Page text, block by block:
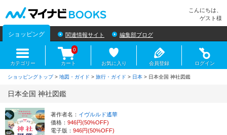
こんにちは、
ゲスト様
ショッピング 関連情報サイト 編集部ブログ
カテゴリー カート
0
お気に入り 会員登録 ログイン
ショッピングトップ> 地図・ガイド > 旅行・ガイド > 日本 > 日本全国 神社図鑑
日本全国 神社図鑑
著作者名： イヴルルド遙華
価格： 946円(50%OFF)
電子版： 946円(50%OFF)